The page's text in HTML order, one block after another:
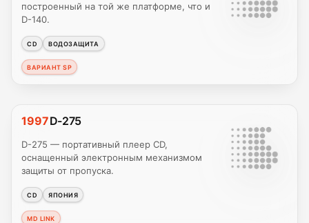
построенный на той же платформе, что и
D-140.
CD ВОДОЗАЩИТА
ВАРИАНТ SP
1997D-275
D-275 — портативный плеер CD,
оснащенный электронным механизмом
защиты от пропуска.
CD ЯПОНИЯ
MD LINK